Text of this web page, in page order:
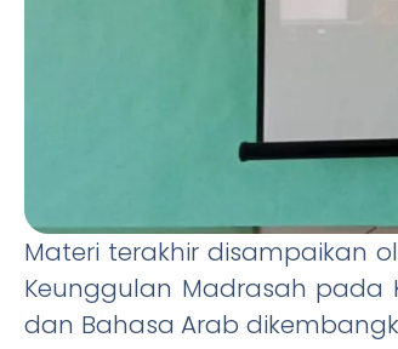
Materi terakhir disampaikan
Keunggulan Madrasah pada
dan Bahasa Arab